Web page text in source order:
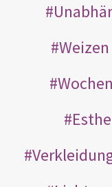
Weizen